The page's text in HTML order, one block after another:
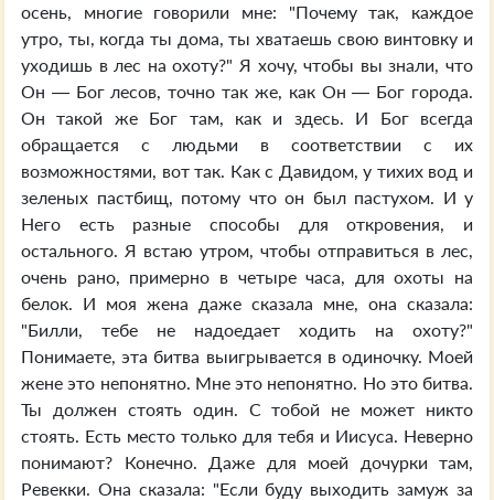
осень, многие говорили мне: "Почему так, каждое
утро, ты, когда ты дома, ты хватаешь свою винтовку и
уходишь в лес на охоту?" Я хочу, чтобы вы знали, что
Он — Бог лесов, точно так же, как Он — Бог города.
Он такой же Бог там, как и здесь. И Бог всегда
обращается с людьми в соответствии с их
возможностями, вот так. Как с Давидом, у тихих вод и
зеленых пастбищ, потому что он был пастухом. И у
Него есть разные способы для откровения, и
остального. Я встаю утром, чтобы отправиться в лес,
очень рано, примерно в четыре часа, для охоты на
белок. И моя жена даже сказала мне, она сказала:
"Билли, тебе не надоедает ходить на охоту?"
Понимаете, эта битва выигрывается в одиночку. Моей
жене это непонятно. Мне это непонятно. Но это битва.
Ты должен стоять один. С тобой не может никто
стоять. Есть место только для тебя и Иисуса. Неверно
понимают? Конечно. Даже для моей дочурки там,
Ревекки. Она сказала: "Если буду выходить замуж за